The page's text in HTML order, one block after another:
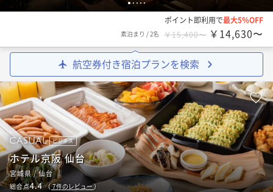
1 2 3 45
ポイント即利用で最大5％OFF
素泊まり /2名 ￥15,400〜 ￥14,630〜
航空券付き宿泊プランを検索
ビジネス
ホテル京阪 仙台
宮城県 / 仙台
総合点4.4（7件のレビュー）